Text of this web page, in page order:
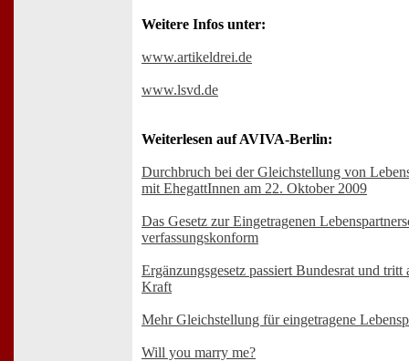
Weitere Infos unter:
www.artikeldrei.de
www.lsvd.de
Weiterlesen auf AVIVA-Berlin:
Durchbruch bei der Gleichstellung von
mit EhegattInnen am 22. Oktober 2009
Das Gesetz zur Eingetragenen
verfassungskonform
Ergänzungsgesetz passiert Bundesrat und tritt
Kraft
Mehr Gleichstellung für eingetragene
Will you marry me?